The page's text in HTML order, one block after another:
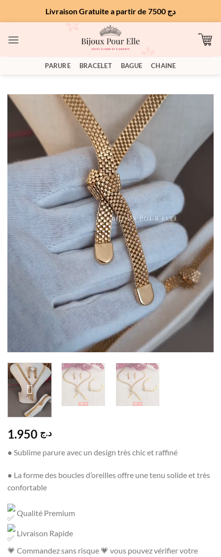
Livraison Gratuite a partir de 7500 دج
PARURE BRACELET BAGUE CHAINE
د.ج
● Sublime parure avec un design très chic et raffiné
● La forme des boucles d’oreilles offre une tenu solide et très
confortable
Qualité Premium
Livraison Rapide
💗 Commandez sans risque 💗 vous pouvez vérifier votre